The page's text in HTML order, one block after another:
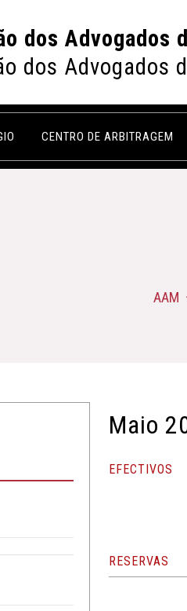
dos Advogados
dos Advogados
CENTRO DE ARBITRAGEM
AAM
Maio
EFECTIVOS
RESERVAS